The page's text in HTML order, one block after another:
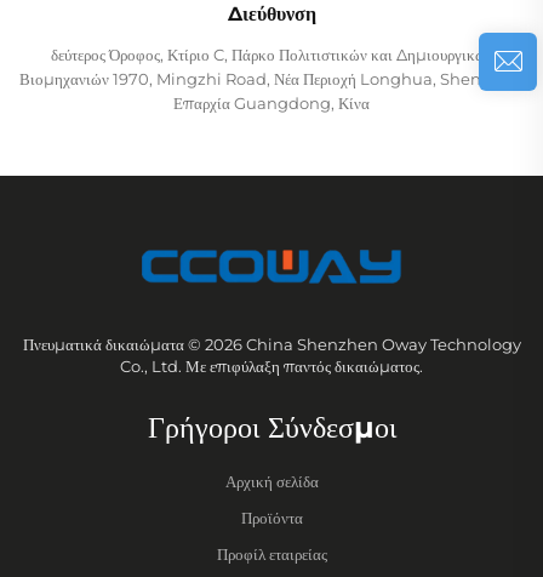
Διεύθυνση
δεύτερος Όροφος, Κτίριο C, Πάρκο Πολιτιστικών και Δημιουργικών
Βιομηχανιών 1970, Mingzhi Road, Νέα Περιοχή Longhua, Shenzhen,
Επαρχία Guangdong, Κίνα
Πνευματικά δικαιώματα © 2026 China Shenzhen Oway Technology
Co., Ltd. Με επιφύλαξη παντός δικαιώματος.
Γρήγοροι Σύνδεσμοι
Αρχική σελίδα
Προϊόντα
Προφίλ εταιρείας